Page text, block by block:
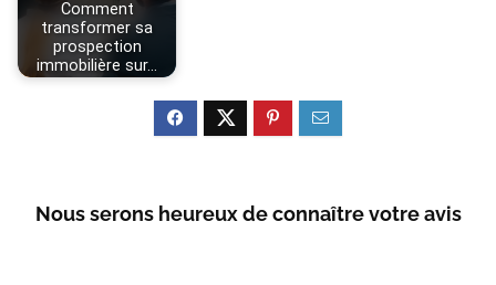
Comment
transformer sa
prospection
immobilière sur…
Nous serons heureux de connaître votre avis